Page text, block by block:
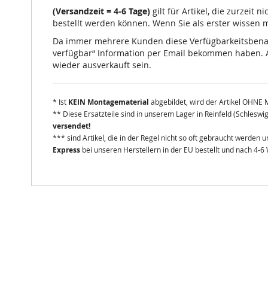
(Versandzeit = 4-6 Tage) gilt für Artikel, die zurzeit
bestellt werden können. Wenn Sie als erster
Da immer mehrere Kunden diese
verfügbar“ Information per Email bekommen
wieder ausverkauft sein.
* Ist KEIN Montagematerial abgebildet, wird der Artikel OHNE
** Diese Ersatzteile sind in unserem Lager in Reinfeld
versendet!
*** sind Artikel, die in der Regel nicht so oft gebraucht werden
Express bei unseren Herstellern in der EU bestellt und nach 4-6